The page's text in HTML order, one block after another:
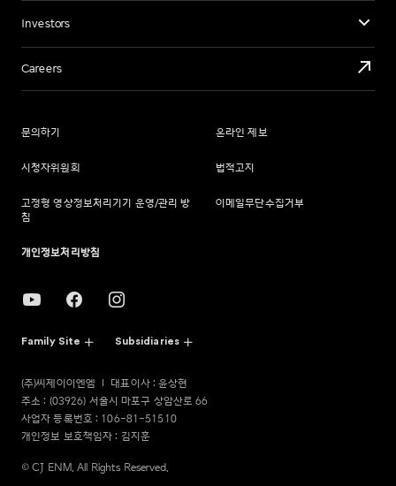
Investors
Careers
문의하기 온라인 제보
시청자위원회 법적고지
고정형 영상정보처리기기 운영/관리 방
침
이메일무단수집거부
개인정보처리방침
Family Site Subsidiaries
(주)씨제이이엔엠
대표이사 : 윤상현
주소 : (03926) 서울시 마포구 상암산로 66
사업자 등록번호 : 106-81-51510
개인정보 보호책임자 : 김지훈
© CJ ENM. All Rights Reserved.